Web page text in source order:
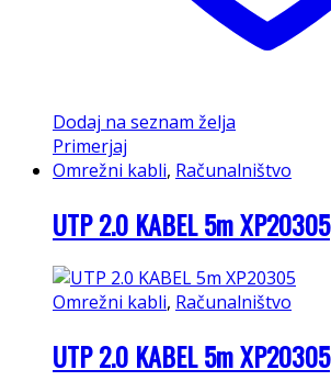
Dodaj na seznam želja
Primerjaj
Omrežni kabli, Računalništvo
UTP 2.0 KABEL 5m XP20305
Omrežni kabli, Računalništvo
UTP 2.0 KABEL 5m XP20305